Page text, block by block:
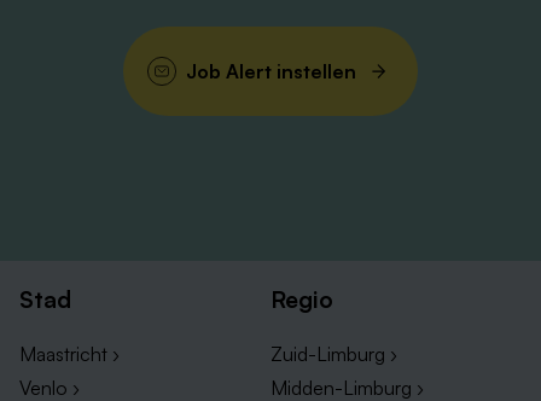
Job Alert instellen
Stad
Maastricht ›
Venlo ›
Regio
Zuid-Limburg ›
Midden-Limburg ›